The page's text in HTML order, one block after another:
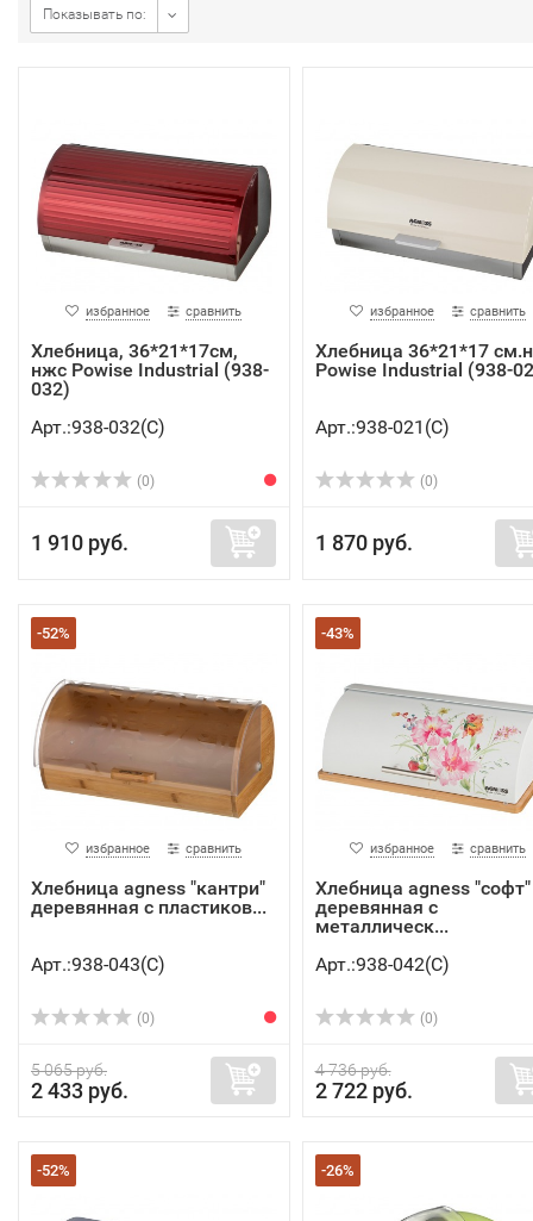
Показывать по:
избранное сравнить
Хлебница, 36*21*17см,
нжс Powise Industrial (938-
032)
Арт.:938-032(C)
(0)
1 910 руб.
избранное сравнить
Хлебница 36*21*17
Powise Industrial (938-
Арт.:938-021(C)
(0)
1 870 руб.
-52%
избранное сравнить
Хлебница agness "кантри"
деревянная с пластиков...
Арт.:938-043(C)
(0)
5 065 руб.
2 433 руб.
-43%
избранное сравнить
Хлебница agness "софт"
деревянная с
металлическ...
Арт.:938-042(C)
(0)
4 736 руб.
2 722 руб.
-52% -26%